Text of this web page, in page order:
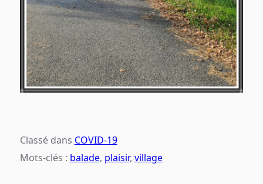
Classé dans COVID-19
Mots-clés : balade, plaisir, village